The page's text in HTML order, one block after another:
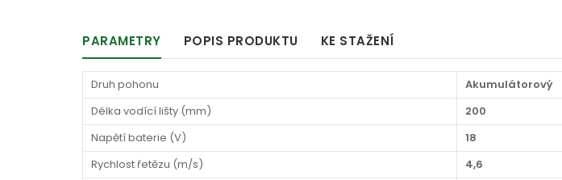
PARAMETRY POPIS PRODUKTU KE STAŽENÍ
Druh pohonu
Akumulátorový
Délka vodící lišty (mm)
200
Napětí baterie (V)
18
Rychlost řetězu (m/s)
4,6